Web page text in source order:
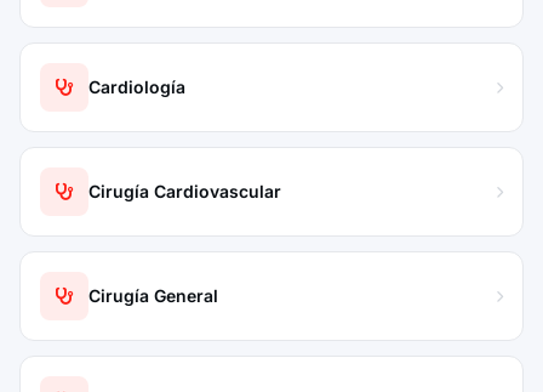
Cardiología
Cirugía Cardiovascular
Cirugía General